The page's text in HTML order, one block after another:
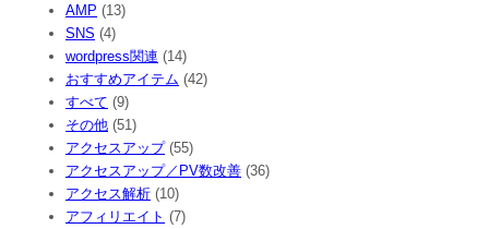
AMP (13)
SNS (4)
wordpress関連 (14)
おすすめアイテム (42)
すべて (9)
その他 (51)
アクセスアップ(55)
アクセスアップ／PV数改善 (36)
アクセス解析 (10)
アフィリエイト (7)